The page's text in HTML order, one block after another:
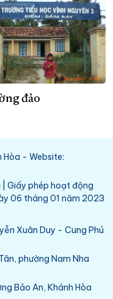
đảo
Hòa - Website:
| Giấy phép hoạt động
06 tháng 01 năm 2023
Xuân Duy - Cung Phú
phường Nam Nha
Bảo An, Khánh Hòa